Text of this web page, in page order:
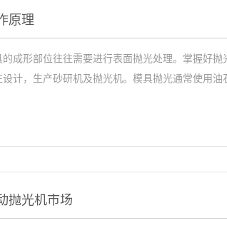
原理
成形部位往往需要进行表面抛光处理。掌握好
计，生产砂研机及抛光机。模具抛光通常使用油
抛光机市场